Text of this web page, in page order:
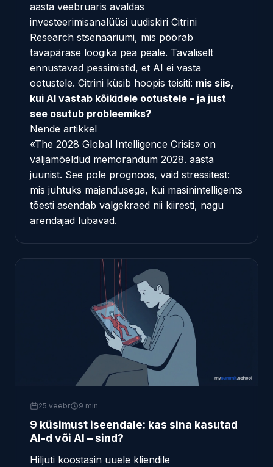
aasta veebruaris avaldas
investeerimisanalüüsi uudiskiri Citrini
Research stsenaariumi, mis pöörab
tavapärase loogika pea peale. Tavaliselt
ennustavad pessimistid, et AI ei vasta
ootustele. Citrini küsib hoopis teisiti: mis siis,
kui AI vastab kõikidele ootustele – ja just
see osutub probleemiks?
Nende artikkel
«The 2028 Global Intelligence Crisis» on
väljamõeldud memorandum 2028. aasta
juunist. See pole prognoos, vaid stressitest:
mis juhtuks majandusega, kui masinintelligents
tõesti asendab valgekraed nii kiiresti, nagu
arendajad lubavad.
25 veebr 9 min
9 küsimust iseendale: kas sina kasutad
AI-d või AI – sind?
Hiljuti koostasin uuele kliendile